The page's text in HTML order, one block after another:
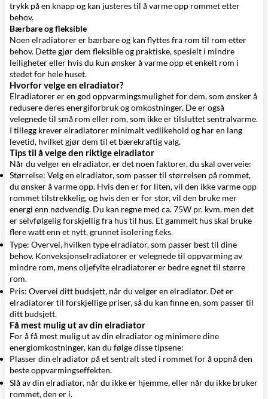
trykk på en knapp og kan justeres til å varme opp rommet etter
behov.
Bærbare og fleksible
Noen elradiatorer er bærbare og kan flyttes fra rom til rom etter
behov. Dette gjør dem fleksible og praktiske, spesielt i mindre
leiligheter eller hvis du kun ønsker å varme opp et enkelt rom i
stedet for hele huset.
Hvorfor velge en elradiator?
Elradiatorer er en god oppvarmingsmulighet for dem, som ønsker å
redusere deres energiforbruk og omkostninger. De er også
velegnede til små rom eller rom, som ikke er tilsluttet sentralvarme.
I tillegg krever elradiatorer minimalt vedlikehold og har en lang
levetid, hvilket gjør dem til et bærekraftig valg.
Tips til å velge den riktige elradiator
Når du velger en elradiator, er det noen faktorer, du skal overveie:
Størrelse: Velg en elradiator, som passer til størrelsen på rommet,
du ønsker å varme opp. Hvis den er for liten, vil den ikke varme opp
rommet tilstrekkelig, og hvis den er for stor, vil den bruke mer
energi enn nødvendig. Du kan regne med ca. 75W pr. kvm, men det
er selvfølgelig forskjellig fra hus til hus. Et gammelt hus skal bruke
flere watt enn et nytt, grunnet isolering f.eks.
Type: Overvei, hvilken type elradiator, som passer best til dine
behov. Konveksjonselradiatorer er velegnede til oppvarming av
mindre rom, mens oljefylte elradiatorer er bedre egnet til større
rom.
Pris: Overvei ditt budsjett, når du velger en elradiator. Det er
elradiatorer til forskjellige priser, så du kan finne en, som passer til
ditt budsjett.
Få mest mulig ut av din elradiator
For å få mest mulig ut av din elradiator og minimere dine
energiomkostninger, kan du følge disse tipsene:
Plasser din elradiator på et sentralt sted i rommet for å oppnå den
beste oppvarmingseffekten.
Slå av din elradiator, når du ikke er hjemme, eller når du ikke bruker
rommet, den er i.